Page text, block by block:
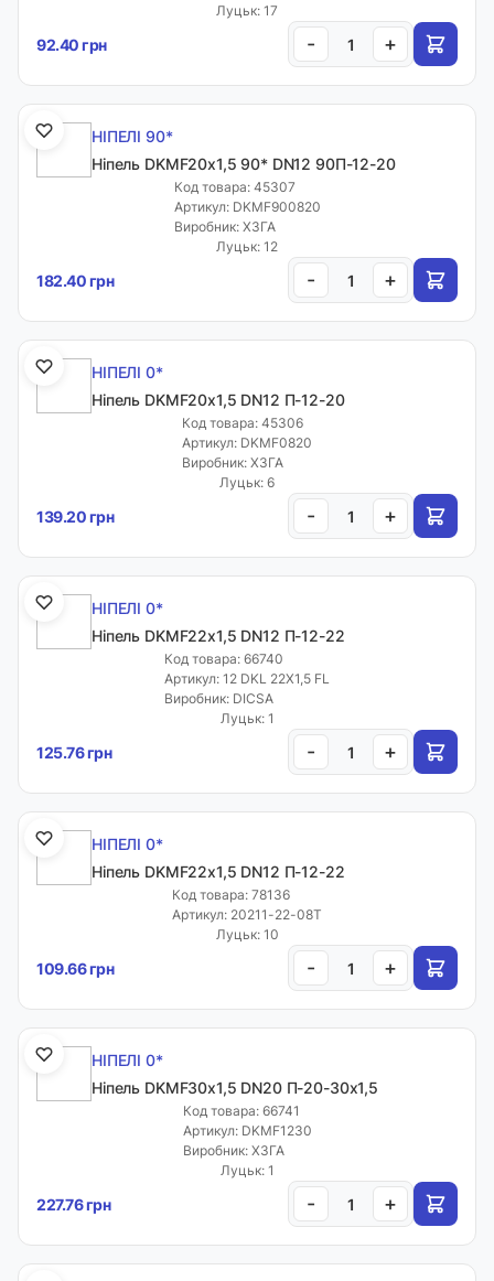
Луцьк: 17
92.40 грн - +
НІПЕЛІ 90*
Ніпель DKMF20х1,5 90* DN12 90П-12-20
Код товара: 45307
Артикул: DKMF900820
Виробник: ХЗГА
Луцьк: 12
182.40 грн - +
НІПЕЛІ 0*
Ніпель DKMF20х1,5 DN12 П-12-20
Код товара: 45306
Артикул: DKMF0820
Виробник: ХЗГА
Луцьк: 6
139.20 грн - +
НІПЕЛІ 0*
Ніпель DKMF22х1,5 DN12 П-12-22
Код товара: 66740
Артикул: 12 DKL 22X1,5 FL
Виробник: DICSA
Луцьк: 1
125.76 грн - +
НІПЕЛІ 0*
Ніпель DKMF22х1,5 DN12 П-12-22
Код товара: 78136
Артикул: 20211-22-08T
Луцьк: 10
109.66 грн - +
НІПЕЛІ 0*
Ніпель DKMF30х1,5 DN20 П-20-30х1,5
Код товара: 66741
Артикул: DKMF1230
Виробник: ХЗГА
Луцьк: 1
227.76 грн - +